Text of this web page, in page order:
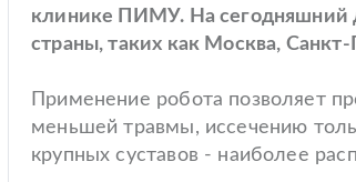
клинике ПИМУ. На сегодняшний
страны, таких как Москва,
Применение робота позволяет
меньшей травмы, иссечению
крупных суставов - наиболее